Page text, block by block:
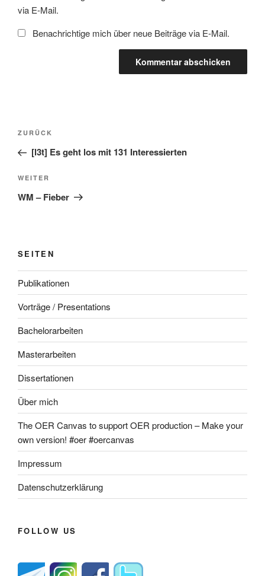
via E-Mail.
Benachrichtige mich über neue Beiträge via E-Mail.
Beitragsnavigation
Vorheriger
Beitrag
ZURÜCK
[l3t] Es geht los mit 131 Interessierten
Nächster
Beitrag
WEITER
WM – Fieber
SEITEN
Publikationen
Vorträge / Presentations
Bachelorarbeiten
Masterarbeiten
Dissertationen
Über mich
The OER Canvas to support OER production – Make your
own version! #oer #oercanvas
Impressum
Datenschutzerklärung
FOLLOW US